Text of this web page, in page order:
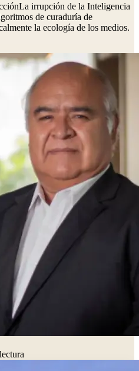
irrupción de la Inteligencia
de curaduría de
la ecología de los medios.